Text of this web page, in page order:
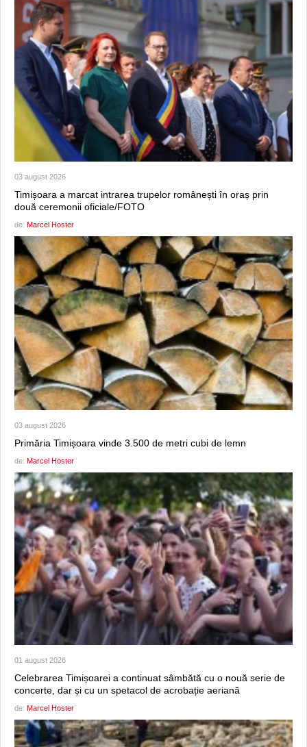
03 august 2026
Timișoara a marcat intrarea trupelor românești în oraș prin
două ceremonii oficiale/FOTO
de: Marcel Hoster
03 august 2026
Primăria Timișoara vinde 3.500 de metri cubi de lemn
de: Marcel Hoster
01 august 2026
Celebrarea Timișoarei a continuat sâmbătă cu o nouă serie de
concerte, dar și cu un spetacol de acrobație aeriană
de: Marcel Hoster